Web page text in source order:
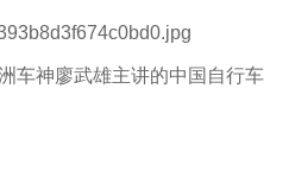
车神廖武雄主讲的中国自行车